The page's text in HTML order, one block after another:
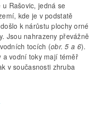
Rašovic, jedná se
kde je v podstatě
k nárůstu plochy orné
Jsou nahrazeny převážně
tocích (obr. 5 a 6).
a vodní toky mají téměř
v současnosti zhruba